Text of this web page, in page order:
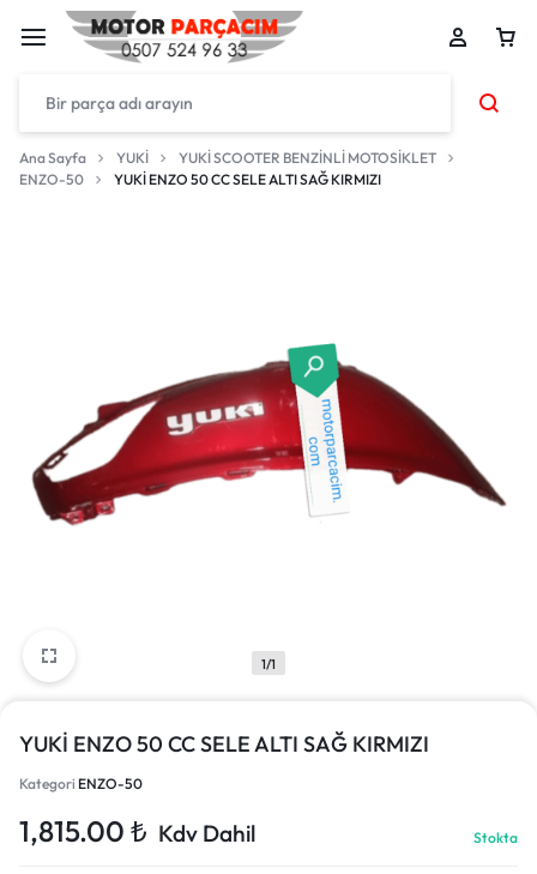
Ana Sayfa YUKİ
YUKİ SCOOTER BENZİNLİ MOTOSİKLET
ENZO-50
YUKİ ENZO 50 CC SELE ALTI SAĞ KIRMIZI
1/1
YUKİ ENZO 50 CC SELE ALTI SAĞ KIRMIZI
Kategori ENZO-50
1,815.00 ₺ Kdv Dahil Stokta